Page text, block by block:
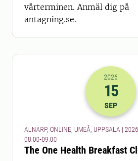
vårterminen. Anmäl dig på
antagning.se.
2026-
2026
15
SEP
ALNARP, ONLINE, UMEÅ, UPPSALA |
08.00-09.00
The One Health Breakfast